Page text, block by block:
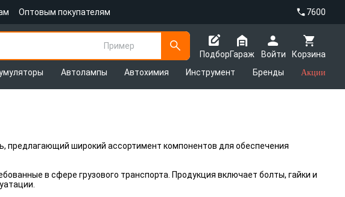
Оптовым покупателям 7600
Пример
Подбор
Корзина
Гараж
Войти
Автолампы Автохимия Инструмент Бренды Акции
предлагающий широкий ассортимент компонентов для обеспечения
в сфере грузового транспорта. Продукция включает болты, гайки и